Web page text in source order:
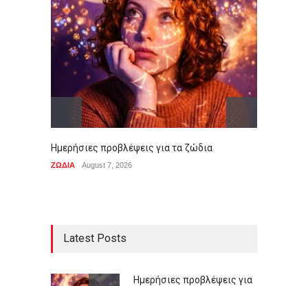
Ημερήσιες προβλέψεις για τα ζώδια
ΖΩΔΙΑ August 7, 2026
Latest Posts
Ημερήσιες προβλέψεις για